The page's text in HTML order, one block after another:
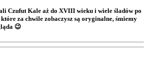
Czufut Kale aż do XVIII wieku i wiele śladów po
za chwile zobaczysz są oryginalne, śmiemy
😉